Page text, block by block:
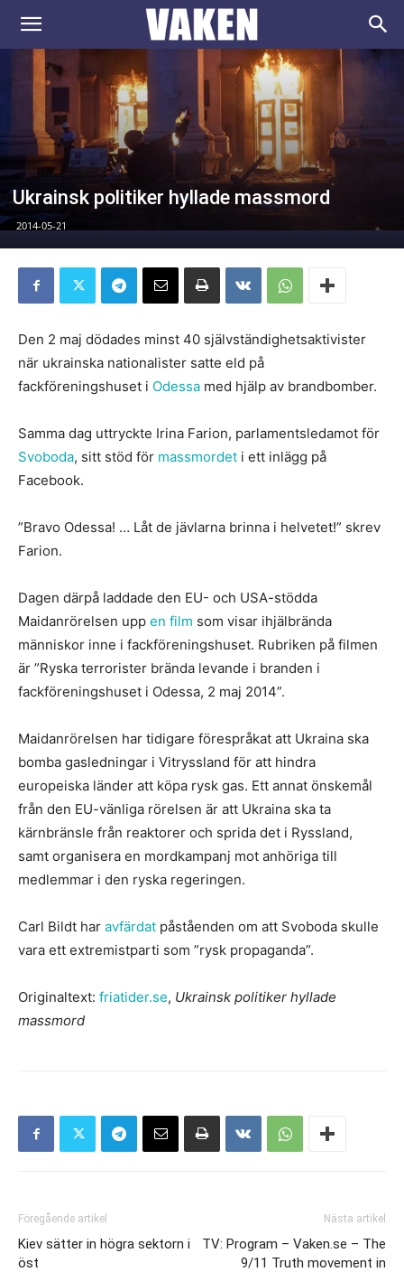
VAKEN.se
Ukrainsk politiker hyllade massmord
2014-05-21
Den 2 maj dödades minst 40 självständighetsaktivister
när ukrainska nationalister satte eld på
fackföreningshuset i Odessa med hjälp av brandbomber.
Samma dag uttryckte Irina Farion, parlamentsledamot för
Svoboda, sitt stöd för massmordet i ett inlägg på
Facebook.
”Bravo Odessa! … Låt de jävlarna brinna i helvetet!” skrev
Farion.
Dagen därpå laddade den EU- och USA-stödda
Maidanrörelsen upp en film som visar ihjälbrända
människor inne i fackföreningshuset. Rubriken på filmen
är ”Ryska terrorister brända levande i branden i
fackföreningshuset i Odessa, 2 maj 2014”.
Maidanrörelsen har tidigare förespråkat att Ukraina ska
bomba gasledningar i Vitryssland för att hindra
europeiska länder att köpa rysk gas. Ett annat önskemål
från den EU-vänliga rörelsen är att Ukraina ska ta
kärnbränsle från reaktorer och sprida det i Ryssland,
samt organisera en mordkampanj mot anhöriga till
medlemmar i den ryska regeringen.
Carl Bildt har avfärdat påståenden om att Svoboda skulle
vara ett extremistparti som ”rysk propaganda”.
Originaltext: friatider.se, Ukrainsk politiker hyllade
massmord
Föregående artikel
Kiev sätter in högra sektorn i
öst
Nästa artikel
TV: Program – Vaken.se – The
9/11 Truth movement in